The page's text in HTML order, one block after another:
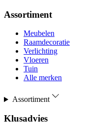
Assortiment
Meubelen
Raamdecoratie
Verlichting
Vloeren
Tuin
Alle merken
Assortiment
Klusadvies